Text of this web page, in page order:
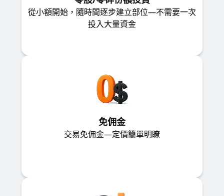
從小額開始，隨時間逐步建立部位—不需要一次
投入大量資金
免佣金
交易免佣金—定價簡單明瞭